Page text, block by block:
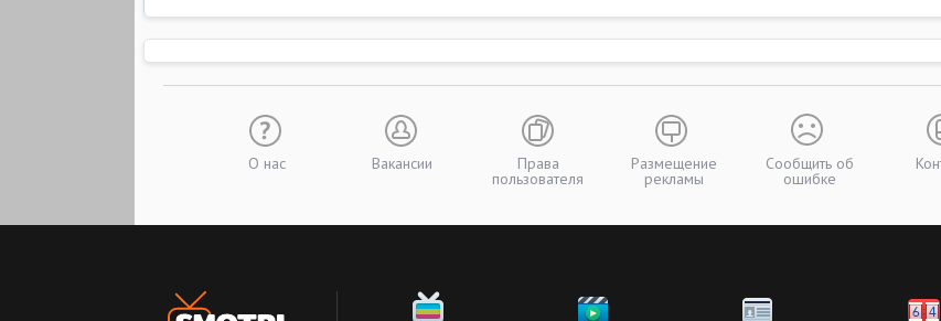
О нас Вакансии Права
пользователя
Размещение
рекламы
Сообщить об
ошибке